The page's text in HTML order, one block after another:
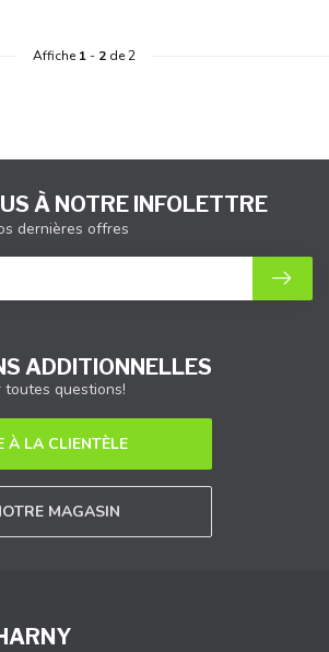
Affiche 1 - 2 de 2
ADDITIONNELLES
toutes questions!
À LA CLIENTÈLE
MAGASIN
À NOTRE INFOLETTRE
dernières offres